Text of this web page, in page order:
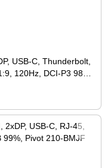
USB-C, Thunderbolt,
120Hz, DCI-P3 98%,